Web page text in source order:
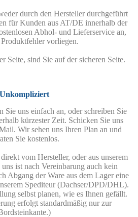
durch den Hersteller durchgeführt
für Kunden aus AT/DE innerhalb der
Abhol- und Lieferservice an,
vorliegen.
Seite, sind Sie auf der sicheren Seite.
Unkompliziert
Sie uns einfach an, oder schreiben Sie
kürzester Zeit. Schicken Sie uns
Wir sehen uns Ihren Plan an und
Sie kostenlos.
vom Hersteller, oder aus unserem
ist nach Vereinbarung auch kein
Abgang der Ware aus dem Lager eine
Spediteur (Dachser/DPD/DHL).
selbst planen, wie es Ihnen gefällt.
erfolgt standardmäßig nur zur